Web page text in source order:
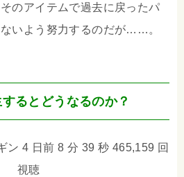
のアイテムで過去に戻ったパ
いよう努力するのだが……。
るとどうなるのか？
ン 4 日前 8 分 39 秒 465,159 回
視聴